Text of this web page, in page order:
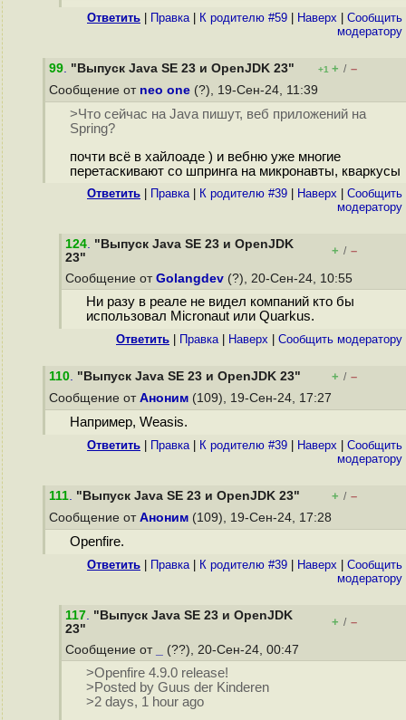
Ответить Правка| К родителю #59 Наверх
Cообщить
модератору
99. "Выпуск Java SE 23 и OpenJDK 23" +1 + / –
Сообщение от neo one (?), 19-Сен-24, 11:39
>Что сейчас на Java пишут, веб приложений на
Spring?
почти всё в хайлоаде ) и вебню уже многие
перетаскивают со шпринга на микронавты, кваркусы
Ответить Правка| К родителю #39 Наверх
Cообщить
модератору
124. "Выпуск Java SE 23 и OpenJDK
23"
+ / –
Сообщение от Golangdev (?), 20-Сен-24, 10:55
Ни разу в реале не видел компаний кто бы
использовал Micronaut или Quarkus.
Ответить Правка| Наверх Cообщить модератору
110. "Выпуск Java SE 23 и OpenJDK 23" + / –
Сообщение от Аноним (109), 19-Сен-24, 17:27
Например, Weasis.
Ответить Правка| К родителю #39 Наверх
Cообщить
модератору
111. "Выпуск Java SE 23 и OpenJDK 23" + / –
Сообщение от Аноним (109), 19-Сен-24, 17:28
Openfire.
Ответить Правка| К родителю #39 Наверх
Cообщить
модератору
117. "Выпуск Java SE 23 и OpenJDK
23"
+ / –
Сообщение от (??), 20-Сен-24, 00:47
>Openfire 4.9.0 release!
>Posted by Guus der Kinderen
>2 days, 1 hour ago